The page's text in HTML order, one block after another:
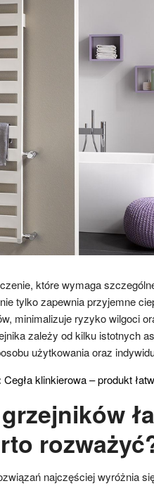
które wymaga
tylko zapewnia przyjemne
minimalizuje ryzyko wilgoci
zależy od kilku istotnych
użytkowania oraz
Cegła klinkierowa – produkt
najczęściej wyróżnia